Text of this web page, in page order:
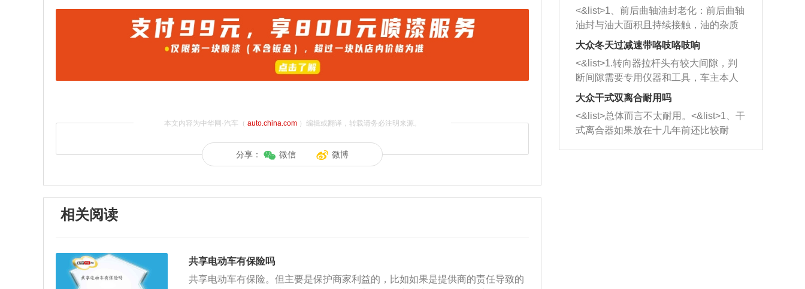
本文内容为中华网·汽车（ auto.china.com）编辑或翻译，转载请务必注明来源。
分享： 微信 微博
相关阅读
共享电动车有保险吗
共享电动车有保险。但主要是保护商家利益的，比如如果是提供商的责任导致的
西取出来。但如果是因为积碳过多引起
的堵塞，就需要将三元催化器泡在草酸
洗剂对堵塞的情况得到解决，将清洗剂
放在燃油箱中，与燃油混合后，车辆启
动时，就可以和汽油一起进入到燃烧
室，最后形成废气排出，就可以让三元
催化器得到清洗，排气管堵塞的情况就
能够得到解决。
一圈半的练习，往右同样也要打相同的
圈数。 <&list>3、最后强调要反复练
习，这样就可以形成肌肉记忆，在真实
驾驶车辆时，不需要记忆也能打好方
向。
<&list>1、前后曲轴油封老化：前后曲轴
油封与油大面积且持续接触，油的杂质
和发动机内持续温度变化使其密封效果
逐渐减弱，导致渗油或漏油。<&list>2、
活塞间隙过大：积碳会使活塞环与缸体
的间隙扩大，导致机油流入燃烧室中，
造成烧机油。<&list>3、机油粘度。使用
机油粘度过小的话，同样会有烧机油现
象，机油粘度过小具有很好的流动性，
大众冬天过减速带咯吱咯吱响
<&list>1.转向器拉杆头有较大间隙，判
断间隙需要专用仪器和工具，车主本人
无法制作，需要将车辆送到修理厂或4s
店；<&list>2.车辆半轴套管防尘罩破
裂，破裂后会出现漏油现象，使半轴磨
损严重，磨损的半轴容易损坏，产生异
响；<&list>3.稳定器的转向胶套和球头
大众干式双离合耐用吗
<&list>总体而言不太耐用。<&list>1、干
式离合器如果放在十几年前还比较耐